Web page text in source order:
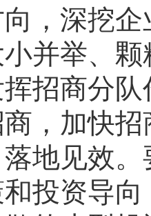
，深挖
小并举、
招商分
，加快
地见效
投资导